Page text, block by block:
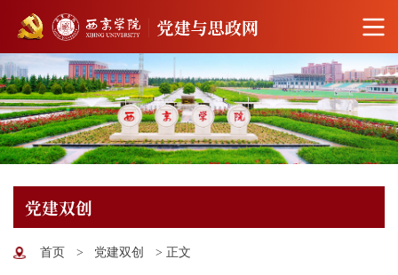
党建双创
首页 > 党建双创 > 正文